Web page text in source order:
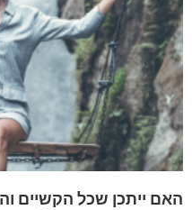
האם ייתכן שכל הקשיים